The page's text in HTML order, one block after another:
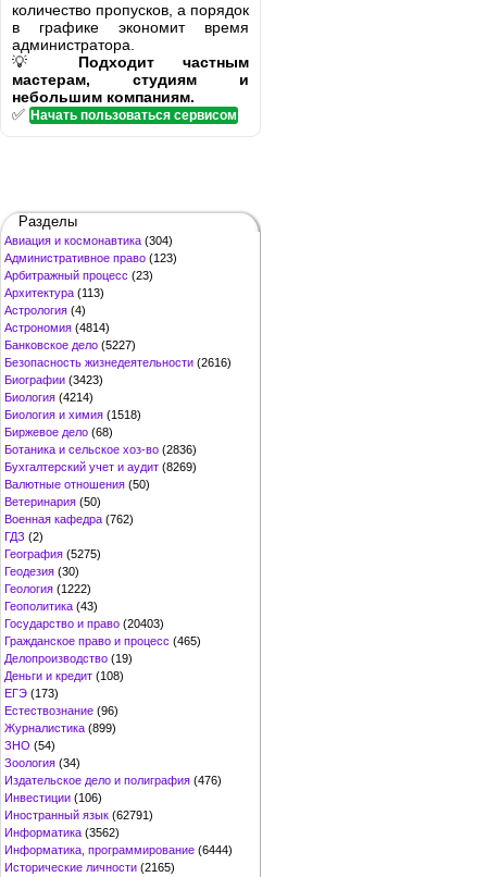
количество пропусков, а порядок
в графике экономит время
администратора.
💡 Подходит частным
мастерам, студиям и
небольшим компаниям.
✅ Начать пользоваться сервисом
Разделы
Авиация и космонавтика (304)
Административное право (123)
Арбитражный процесс (23)
Архитектура (113)
Астрология (4)
Астрономия (4814)
Банковское дело (5227)
Безопасность жизнедеятельности (2616)
Биографии (3423)
Биология (4214)
Биология и химия (1518)
Биржевое дело (68)
Ботаника и сельское хоз-во (2836)
Бухгалтерский учет и аудит (8269)
Валютные отношения (50)
Ветеринария (50)
Военная кафедра (762)
ГДЗ (2)
География (5275)
Геодезия (30)
Геология (1222)
Геополитика (43)
Государство и право (20403)
Гражданское право и процесс (465)
Делопроизводство (19)
Деньги и кредит (108)
ЕГЭ (173)
Естествознание (96)
Журналистика (899)
ЗНО (54)
Зоология (34)
Издательское дело и полиграфия (476)
Инвестиции (106)
Иностранный язык (62791)
Информатика (3562)
Информатика, программирование (6444)
Исторические личности (2165)